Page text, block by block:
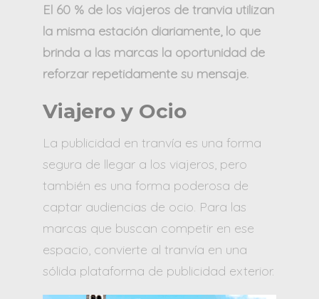
El 60 % de los viajeros de tranvia utilizan
la misma estación diariamente, lo que
brinda a las marcas la oportunidad de
reforzar repetidamente su mensaje.
Viajero y Ocio
La publicidad en tranvía es una forma
segura de llegar a los viajeros, pero
también es una forma poderosa de
captar audiencias de ocio. Para las
marcas que buscan competir en ese
espacio, convierte al tranvía en una
sólida plataforma de publicidad exterior.